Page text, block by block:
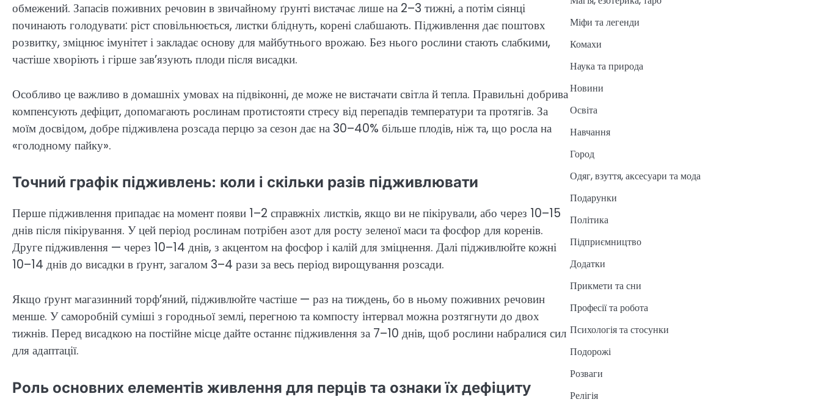
обмежений. Запасів поживних речовин в звичайному ґрунті вистачає лише на 2–3 тижні, а потім сіянці
починають голодувати: ріст сповільнюється, листки бліднуть, корені слабшають. Підживлення дає поштовх
розвитку, зміцнює імунітет і закладає основу для майбутнього врожаю. Без нього рослини стають слабкими,
частіше хворіють і гірше зав’язують плоди після висадки.
Особливо це важливо в домашніх умовах на підвіконні, де може не вистачати світла й тепла. Правильні добрива
компенсують дефіцит, допомагають рослинам протистояти стресу від перепадів температури та протягів. За
моїм досвідом, добре підживлена розсада перцю за сезон дає на 30–40% більше плодів, ніж та, що росла на
«голодному пайку».
Точний графік підживлень: коли і скільки разів підживлювати
Перше підживлення припадає на момент появи 1–2 справжніх листків, якщо ви не пікірували, або через 10–15
днів після пікірування. У цей період рослинам потрібен азот для росту зеленої маси та фосфор для коренів.
Друге підживлення — через 10–14 днів, з акцентом на фосфор і калій для зміцнення. Далі підживлюйте кожні
10–14 днів до висадки в ґрунт, загалом 3–4 рази за весь період вирощування розсади.
Якщо ґрунт магазинний торф’яний, підживлюйте частіше — раз на тиждень, бо в ньому поживних речовин
менше. У саморобній суміші з городньої землі, перегною та компосту інтервал можна розтягнути до двох
тижнів. Перед висадкою на постійне місце дайте останнє підживлення за 7–10 днів, щоб рослини набралися сил
для адаптації.
Роль основних елементів живлення для перців та ознаки їх дефіциту
Міфи та легенди
Комахи
Наука та природа
Новини
Освіта
Навчання
Город
Одяг, взуття, аксесуари та мода
Подарунки
Політика
Підприємництво
Додатки
Прикмети та сни
Професії та робота
Психологія та стосунки
Подорожі
Розваги
Релігія